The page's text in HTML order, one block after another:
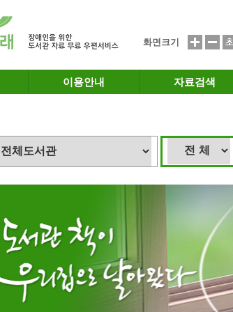
화면크기
이용안내 자료검색